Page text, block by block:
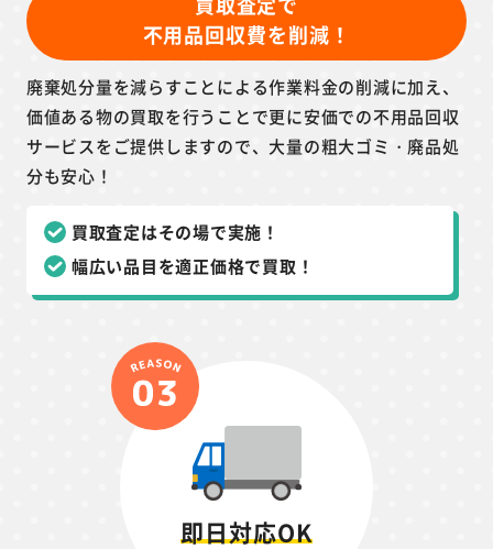
不用品回収費を削減！
廃棄処分量を減らすことによる作業料金の削減に加え、
価値ある物の買取を行うことで更に安価での不用品回収
サービスをご提供しますので、大量の粗大ゴミ・廃品処
分も安心！
買取査定はその場で実施！
幅広い品目を適正価格で買取！
即日対応OK